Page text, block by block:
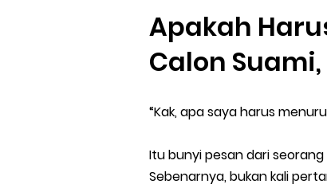
Apakah
Calon
“Kak, apa saya harus
Itu bunyi pesan dari
Sebenarnya, bukan kali